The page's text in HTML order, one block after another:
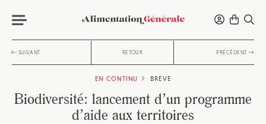
SUIVANT RETOUR PRÉCÉDENT
EN CONTINU BRÈVE
Biodiversité: lancement d’un programme
d’aide aux territoires